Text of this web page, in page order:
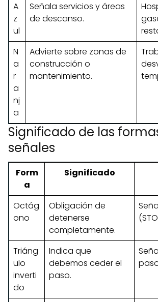
A
z
ul
Señala servicios y áreas
de descanso.
N
a
r
a
nj
a
Advierte sobre zonas de
construcción o
mantenimiento.
Significado de las
señales
Form
a
Significado
Octág
ono
Obligación de
detenerse
completamente.
Triáng
ulo
inverti
do
Indica que
debemos ceder el
paso.